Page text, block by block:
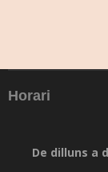
Horari
De dilluns a